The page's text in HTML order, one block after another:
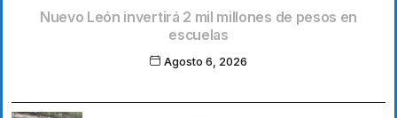
Nuevo León invertirá 2 mil millones de pesos en
escuelas
Agosto 6, 2026